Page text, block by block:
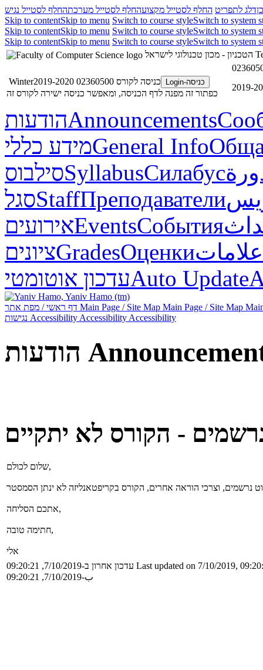
דלג לתפריט החלף לסטייל מקצועהחלף לסטייל מערכתהחלף לסטייל נגיש
Skip to contentSkip to menu Switch to course styleSwitch to system
Skip to contentSkip to menu Switch to course styleSwitch to system
Skip to contentSkip to menu Switch to course styleSwitch to system
כניסה-Login
כניסה לקורס 02360500 Winter2019-2020
כפתור זה מפנה לדף הכניסה, ומאפשר כניסה ישירה לקורס זה
הודעותAnnouncements
מידע כלליGeneral Info
סילבוסSyllabusСилабус
סגלStaffПреподаватели
אירועיםEventsСобытия
ציוניםGradesОценкиعلامات
עדכון אוטומטיAuto Update
Main Page / Site Map Main Page / Site Map
Accessibility Accessibility Accessibility
הודעות
- הקורס לא יתקיים
שלום לכולם,
אתכם הסליחה,
חתימה טובה,
אלי
עדכון אחרון ב-7/10/2019, 09:20:21 Last updated on 7/10/2019,
ب-7/10/2019, 09:20:21